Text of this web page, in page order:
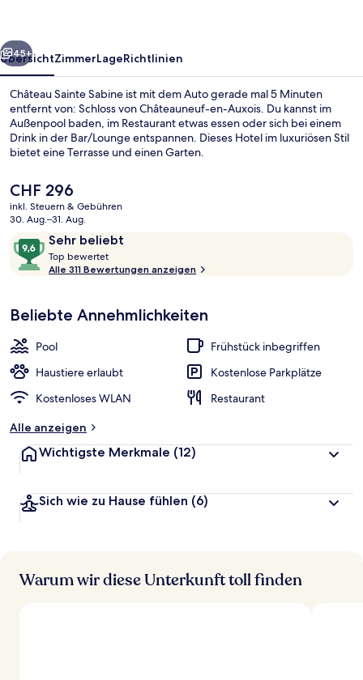
Weiter
45+
ÜbersichtZimmerLageRichtlinien
Château Sainte Sabine ist mit dem Auto gerade mal 5 Minuten
entfernt von: Schloss von Châteauneuf-en-Auxois. Du kannst im
Außenpool baden, im Restaurant etwas essen oder sich bei einem
Drink in der Bar/Lounge entspannen. Dieses Hotel im luxuriösen Stil
bietet eine Terrasse und einen Garten.
Der
aktuelle
Preis
CHF 296.
CHF 296
inkl. Steuern & Gebühren
30. Aug.–31. Aug.
Bewertungen
Sehr beliebt
9,6
von
10,
beliebt
Top bewertet
o
b
r
e
Alle 311 Bewertungen anzeigen
Beliebte Annehmlichkeiten
Pool
Frühstück inbegriffen
Haustiere erlaubt
Kostenlose Parkplätze
Kostenloses WLAN
Restaurant
Alle anzeigen
Wichtigste Merkmale (12)
Sich wie zu Hause fühlen (6)
Warum wir diese Unterkunft toll finden